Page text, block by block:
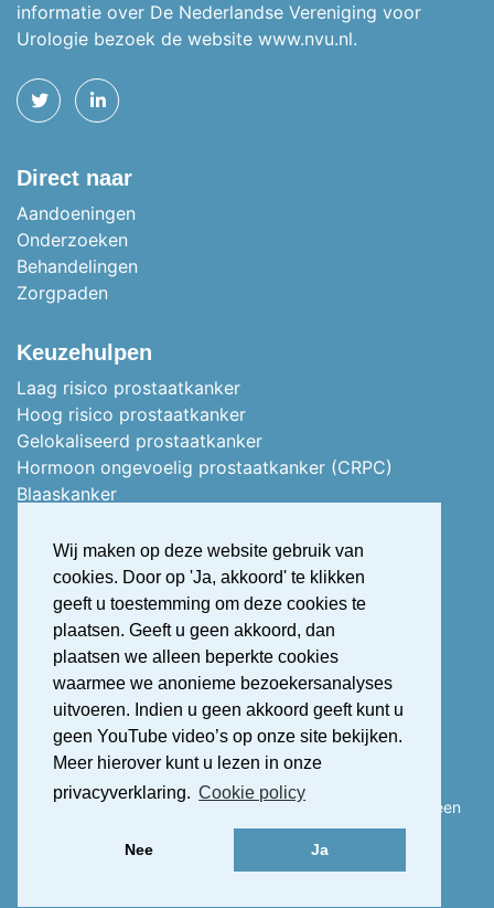
Wij maken op deze website gebruik van
cookies. Door op 'Ja, akkoord' te klikken
geeft u toestemming om deze cookies te
plaatsen. Geeft u geen akkoord, dan
plaatsen we alleen beperkte cookies
waarmee we anonieme bezoekersanalyses
uitvoeren. Indien u geen akkoord geeft kunt u
geen YouTube video’s op onze site bekijken.
Meer hierover kunt u lezen in onze
privacyverklaring. Cookie policy
Nee Ja
informatie over De Nederlandse Vereniging voor
Urologie bezoek de website www.nvu.nl.
TWITTERLINKEDIN
Direct naar
Aandoeningen
Onderzoeken
Behandelingen
Zorgpaden
Keuzehulpen
Laag risico prostaatkanker
Hoog risico prostaatkanker
Gelokaliseerd prostaatkanker
Hormoon ongevoelig prostaatkanker (CRPC)
Blaaskanker
Nierkanker
Uitgezaaid nierkanker
Stress urine incontinentie
Overactieve blaas (OAB)
OAB Treatment Guide Ipdf Dutch
Erectiestoornis (Erectiele dysfunctie)
2026 © Alles over urologie
Deze patiëntenwebsite is mede mogelijk gemaakt door een
financiële bijdrage van Astellas Pharma.